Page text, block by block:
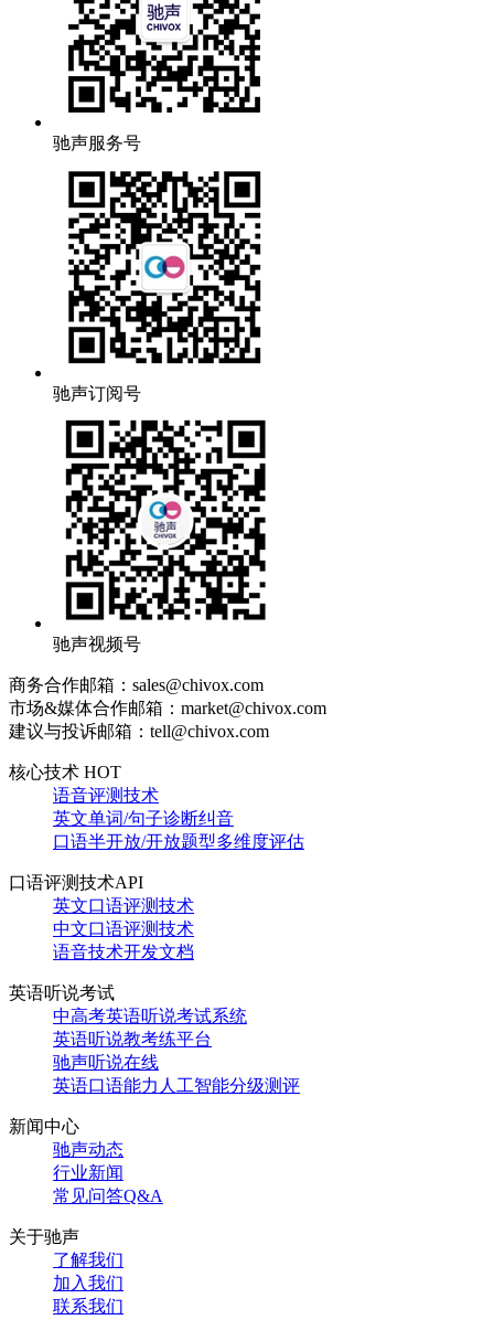
驰声服务号
驰声订阅号
驰声视频号
商务合作邮箱：sales@chivox.com
市场&媒体合作邮箱：market@chivox.com
建议与投诉邮箱：tell@chivox.com
核心技术 HOT
语音评测技术
英文单词/句子诊断纠音
口语半开放/开放题型多维度评估
口语评测技术API
英文口语评测技术
中文口语评测技术
语音技术开发文档
英语听说考试
中高考英语听说考试系统
英语听说教考练平台
驰声听说在线
英语口语能力人工智能分级测评
新闻中心
驰声动态
行业新闻
常见问答Q&A
关于驰声
了解我们
加入我们
联系我们